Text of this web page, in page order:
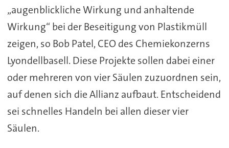
„augenblickliche Wirkung und anhaltende
Wirkung“ bei der Beseitigung von Plastikmüll
zeigen, so Bob Patel, CEO des Chemiekonzerns
Lyondellbasell. Diese Projekte sollen dabei einer
oder mehreren von vier Säulen zuzuordnen sein,
auf denen sich die Allianz aufbaut. Entscheidend
sei schnelles Handeln bei allen dieser vier
Säulen.